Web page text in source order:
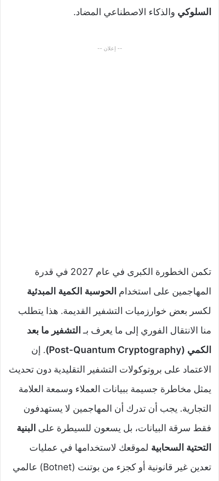
السلوكي والذكاء الاصطناعي المضاد.
-- إعلان --
تكمن الخطورة الكبرى في عام 2027 في قدرة
المهاجمين على استخدام الحوسبة الكمية المبدئية
لكسر بعض خوارزميات التشفير القديمة. هذا يتطلب
منا الانتقال الفوري إلى ما يعرف بـالتشفير ما بعد
الكمي (Post-Quantum Cryptography)
. إن
الاعتماد على بروتوكولات التشفير التقليدية دون تحديث
يمثل مخاطرة جسيمة ببيانات العملاء وسمعة العلامة
التجارية. يجب أن تدرك أن المهاجمين لا يستهدفون
فقط سرقة البيانات، بل يسعون للسيطرة على البنية
التحتية السحابية لموقعك لاستخدامها في عمليات
تعدين غير قانونية أو كجزء من بوتنت (Botnet) عالمي